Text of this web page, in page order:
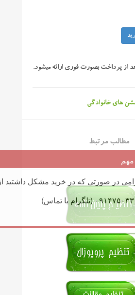
از پرداخت بصورت فوری ارائه میشود.
های خانوادگی
مطالب مرتبط
مهم
در صورتی که در خرید مشکل داشتید